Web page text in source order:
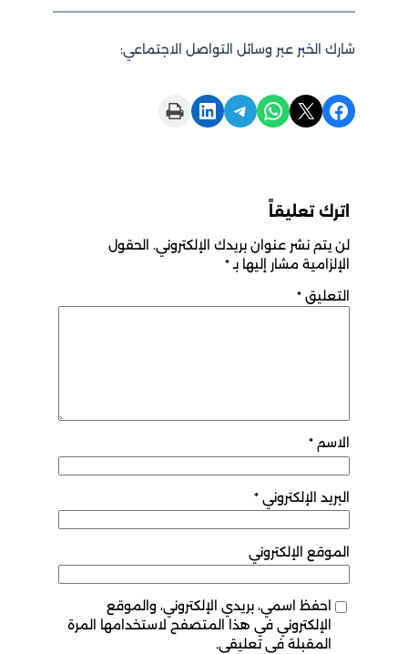
شارك الخبر عبر وسائل التواصل الاجتماعي:
Share on Facebook
Share on X
Share on WhatsApp
Share on Telegram
Share on LinkedIn
Print this Page
اترك تعليقاً
لن يتم نشر عنوان بريدك الإلكتروني. الحقول
الإلزامية مشار إليها بـ*
التعليق *
الاسم *
البريد الإلكتروني *
الموقع الإلكتروني
احفظ اسمي، بريدي الإلكتروني، والموقع
الإلكتروني في هذا المتصفح لاستخدامها المرة
المقبلة في تعليقي.